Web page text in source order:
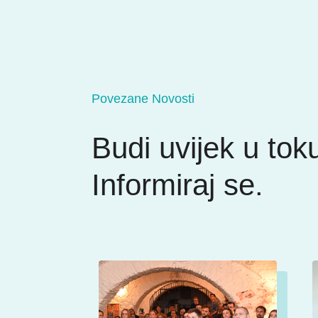
Povezane Novosti
Budi uvijek u
Informiraj se.